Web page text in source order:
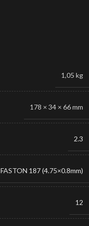
1,05 kg
178 × 34 × 66 mm
2.3
FASTON 187 (4.75×0.8mm)
12